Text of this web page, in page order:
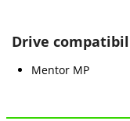
Drive
Mentor MP